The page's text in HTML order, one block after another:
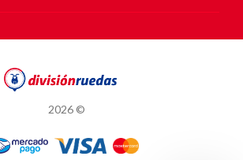
2026 ©